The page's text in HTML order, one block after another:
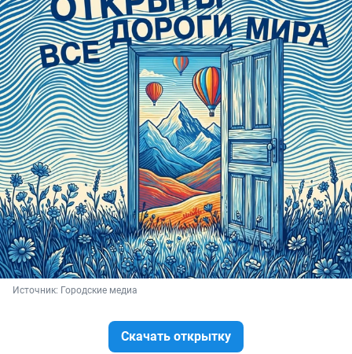
Источник: Городские медиа
Скачать открытку